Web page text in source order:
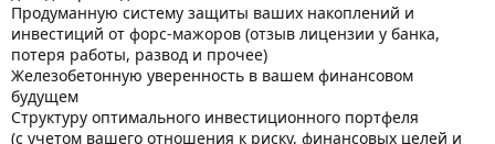
Продуманную систему защиты ваших накоплений и
инвестиций от форс-мажоров (отзыв лицензии у банка,
потеря работы, развод и прочее)
Железобетонную уверенность в вашем финансовом
будущем
Структуру оптимального инвестиционного портфеля
(с учетом вашего отношения к риску, финансовых целей и